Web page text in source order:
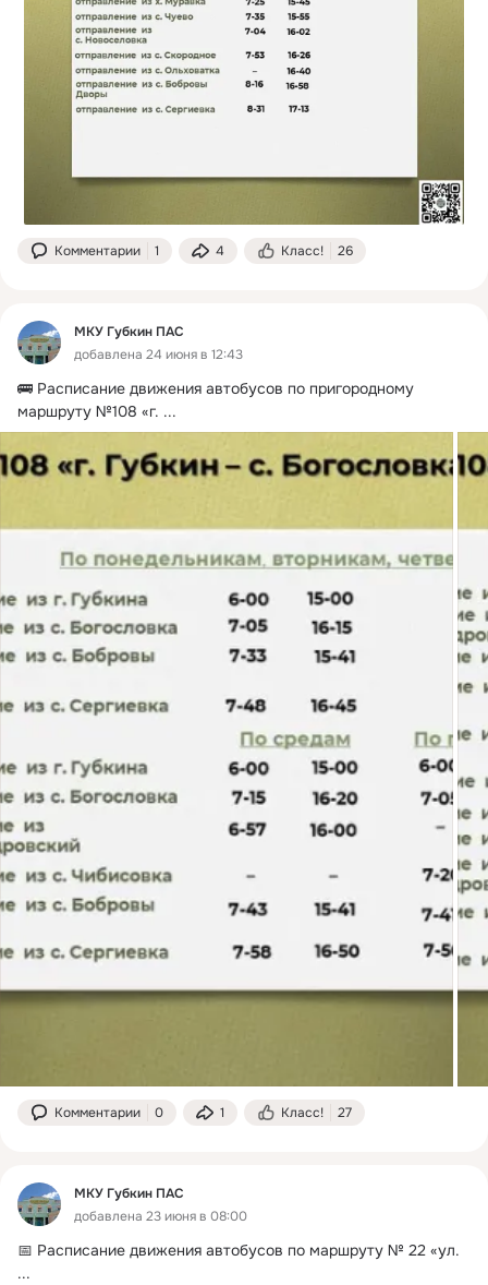
Комментарии 1 4 Класс! 26
МКУ Губкин ПАС
добавлена 24 июня в 12:43
🚌 Расписание движения автобусов по пригородному
маршруту №108 «г. ...
Комментарии 0 1 Класс! 27
МКУ Губкин ПАС
добавлена 23 июня в 08:00
📅 Расписание движения автобусов по маршруту № 22 «ул.
...